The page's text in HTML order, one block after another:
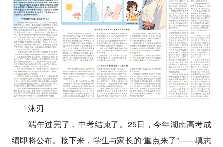
沐刃
端午过完了，中考结束了。25日，今年湖南高考成
绩即将公布。接下来，学生与家长的“重点来了”——填志